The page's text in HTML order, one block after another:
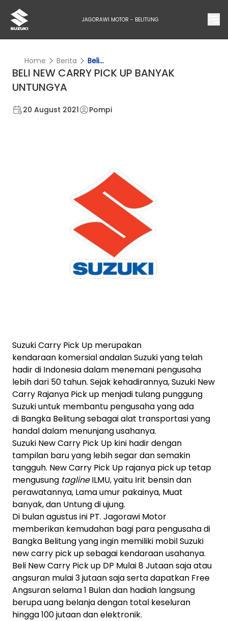
JAGORAWI MOTOR - BELITUNG
Home Berita Beli...
BELI NEW CARRY PICK UP BANYAK
UNTUNGYA
20 August 2021 Pompi
SuzukiCarry Pick Up merupakan
kendaraan komersial andalanSuzukiyang telah
hadir di Indonesia dalam menemani pengusaha
lebih dari 50 tahun. Sejak kehadirannya, Suzuki New
Carry Rajanya Pick up menjadi tulang punggung
Suzuki untuk membantu pengusaha yang ada
di Bangka Belitung sebagai alat transportasi yang
handal dalam menunjang usahanya.
Suzuki NewCarry Pick Up kini hadir dengan
tampilan baru yang lebih segar dan semakin
tangguh. New Carry Pick Up rajanya pick up tetap
mengusung taglineILMU, yaitu Irit bensin dan
perawatannya, Lama umur pakainya, Muat
banyak, dan Untung di ujung.
Di bulan agustus ini PT. Jagorawi Motor
memberikan kemudahan bagi para pengusaha di
Bangka Belitung yang ingin memiliki mobil Suzuki
new carry pick up sebagai kendaraan usahanya.
Beli New Carry Pick up DP Mulai 8 Jutaan saja atau
angsuran mulai 3 jutaan saja serta dapatkan Free
Angsuran selama 1 Bulan dan hadiah langsung
berupa uang belanja dengan total keseluran
hingga 100 jutaan dan elektronik.